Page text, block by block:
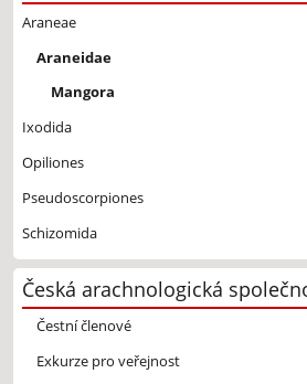
Araneae
Araneidae
Mangora
Ixodida
Opiliones
Pseudoscorpiones
Schizomida
Česká arachnologická
Čestní členové
Exkurze pro veřejnost